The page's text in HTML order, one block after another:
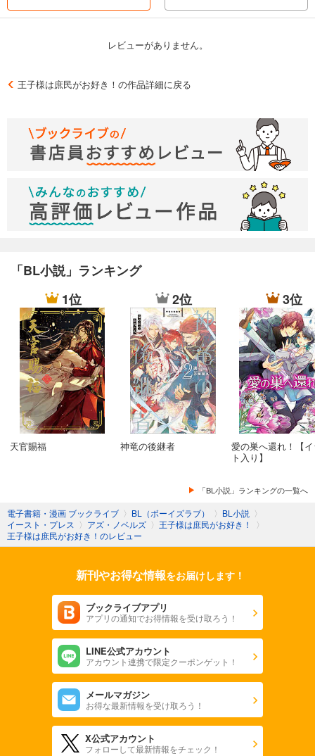
レビューがありません。
王子様は庶民がお好き！の作品詳細に戻る
「BL小説」ランキング
1位
天官賜福
2位
神竜の後継者
3位
愛の巣へ還れ！【
ト入り】
「BL小説」ランキングの一覧へ
電子書籍・漫画 ブックライブ 〉 BL（ボーイズラブ） 〉 BL小説 〉
イースト・プレス 〉 アズ・ノベルズ 〉 王子様は庶民がお好き！
〉
王子様は庶民がお好き！のレビュー
新刊やお得な情報をお届けします！
ブックライブアプリ
アプリの通知でお得情報を受け取ろう！
LINE公式アカウント
アカウント連携で限定クーポンゲット！
メールマガジン
お得な最新情報を受け取ろう！
X公式アカウント
フォローして最新情報をチェック！